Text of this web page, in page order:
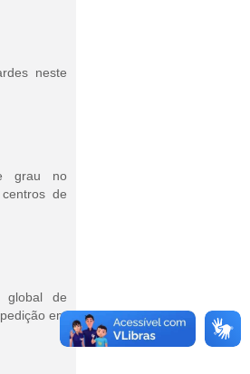
neste
grau no
de
global de
em